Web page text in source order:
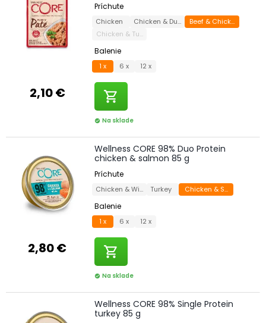
2,10 €
Príchute
Chicken Chicken & Duck Beef & Chicken
Chicken & Turkey
Balenie
1 x 6 x 12 x
shopping_cart
check_circle Na sklade
2,80 €
Wellness CORE 98% Duo Protein
chicken & salmon 85 g
Príchute
Chicken & Wild Boar
Turkey Chicken & Salmon
Balenie
1 x 6 x 12 x
shopping_cart
check_circle Na sklade
Wellness CORE 98% Single Protein
turkey 85 g